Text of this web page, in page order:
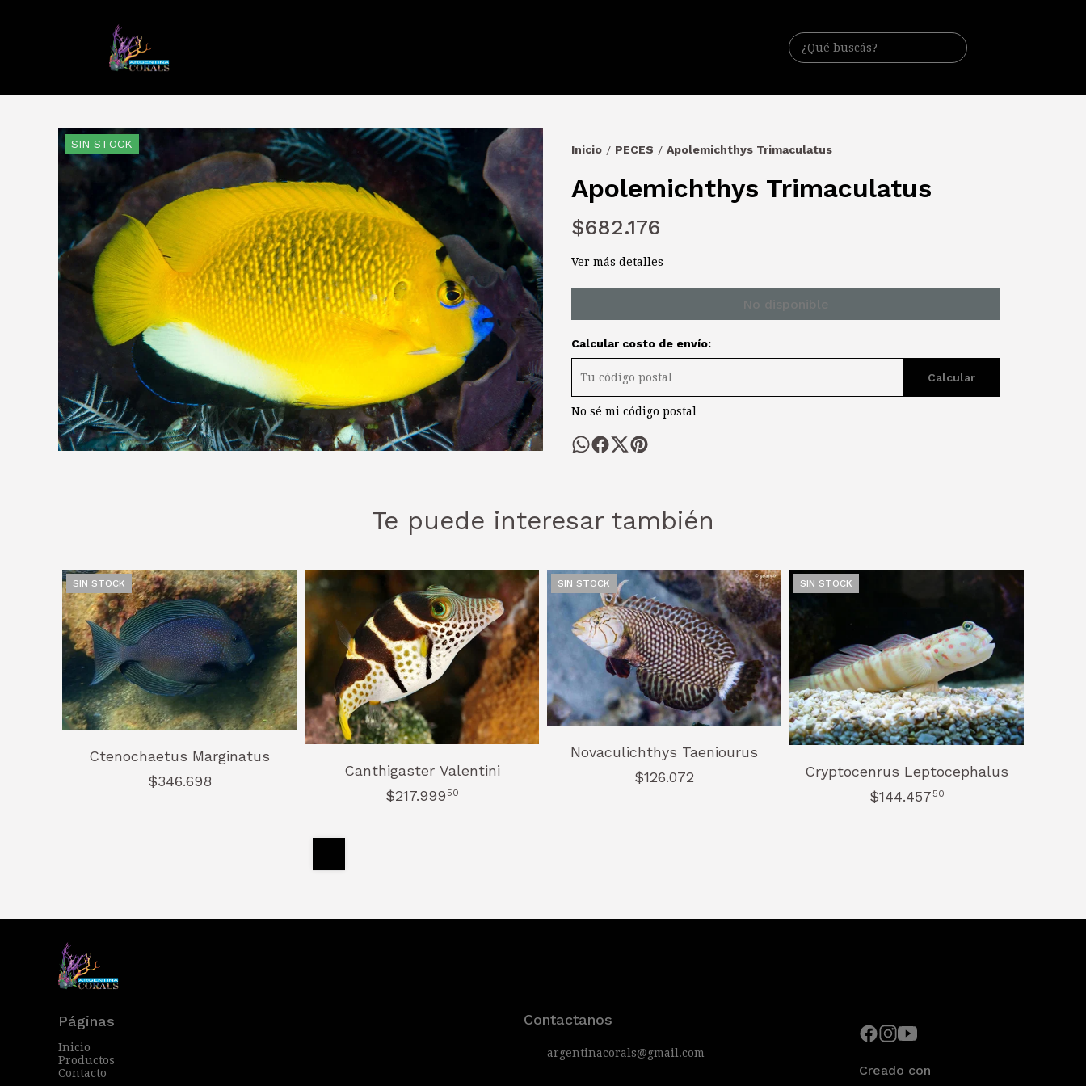
SIN STOCK Inicio / PECES / Apolemichthys Trimaculatus
Apolemichthys Trimaculatus
$682.176
Ver más detalles
Calcular costo de envío:
Calcular
No sé mi código postal
Te puede interesar también
SIN STOCK
Ctenochaetus Marginatus
$346.698
Canthigaster Valentini
$217.999 50
SIN STOCK
Novaculichthys Taeniourus
$126.072
SIN STOCK
Cryptocenrus Leptocephalus
$144.457 50
Páginas
Inicio
Productos
Contacto
Contactanos
argentinacorals@gmail.com
Creado con